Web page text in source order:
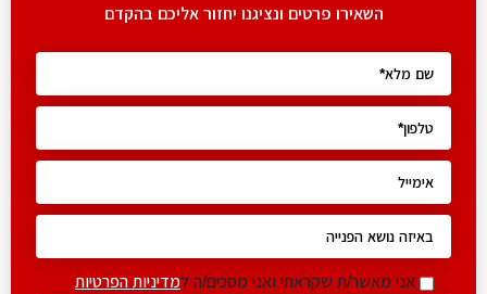
השאירו פרטים ונציגנו יחזור אליכם בהקדם
אני מאשר/ת שקראתי ואני מסכים/ה למדיניות הפרטיות